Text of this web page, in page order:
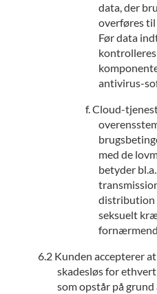
data, der
overføres
Før data
antivirus-
Cloud-
med de
betyder
distribution
seksuelt
Kunden accepterer
skadesløs for
som opstår på